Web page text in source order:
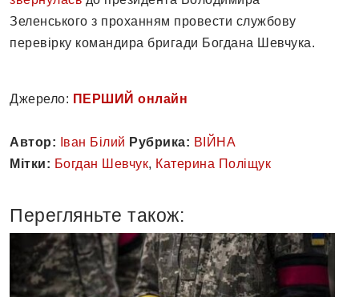
Зеленського з проханням провести службову
перевірку командира бригади Богдана Шевчука.
Джерело: ПЕРШИЙ онлайн
Автор: Іван Білий Рубрика: ВІЙНА
Мітки: Богдан Шевчук, Кaтерина Поліщук
Перегляньте також: